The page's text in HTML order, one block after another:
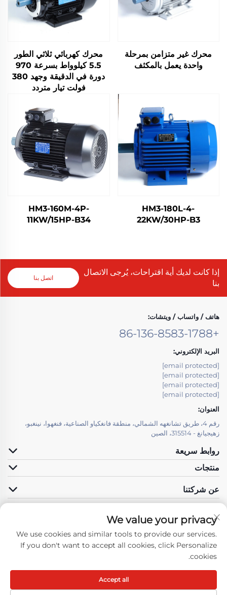
محرك كهربائي ثلاثي الطور
5.5 كيلوواط بسرعة 970
دورة في الدقيقة وجهد 380
فولت تيار متردد
محرك غير متزامن بمرحلة
واحدة يعمل بالمكثف
HM3-160M-4P-
11KW/15HP-B34
HM3-180L-4-
22KW/30HP-B3
إذا كانت لديك أية اقتراحات، يُرجى الاتصال
بنا
اتصل بنا
هاتف / واتساب / ويتشات:
+86-136-8583-1788
البريد الإلكتروني:
[email protected]
[email protected]
[email protected]
[email protected]
العنوان:
رقم 4، طريق تشانغهه الشمالي، منطقة فانغكياو الصناعية، فنغهوا، نينغبو،
زهيجيانغ - 315514، الصين
روابط سريعة
منتجات
عن شركتنا
تابعونا
حقوق النسخ محفوظة © شركة نينغبو فنغهوا هونغما للمحركات المحدودة. جميع
الحقوق محفوظة -سياسة الخصوصية-المدونة
We value your privacy
We use cookies and similar tools to provide our services.
If you don't want to accept all cookies, click Personalize
cookies.
Accept all